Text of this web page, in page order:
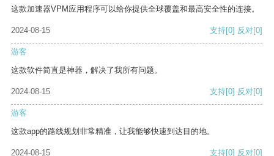
这款加速器VPM应用程序可以给你提供全球覆盖和最高安全性的连接。
2024-08-15 支持[0] 反对[0]
游客
这款软件简直是神器，解决了我所有问题。
2024-08-15 支持[0] 反对[0]
游客
这款app的路线规划非常精准，让我能够快速到达目的地。
2024-08-15 支持[0] 反对[0]